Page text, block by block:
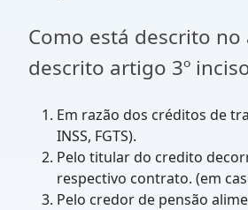
Como está descrito
descrito artigo 3º
Em razão dos créditos de
INSS, FGTS).
Pelo titular do credito
respectivo contrato. (em
Pelo credor de pensão